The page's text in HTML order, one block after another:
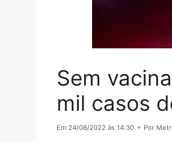
Sem
mil casos
Em 24/08/2022 às 14:30 ⚬ Por